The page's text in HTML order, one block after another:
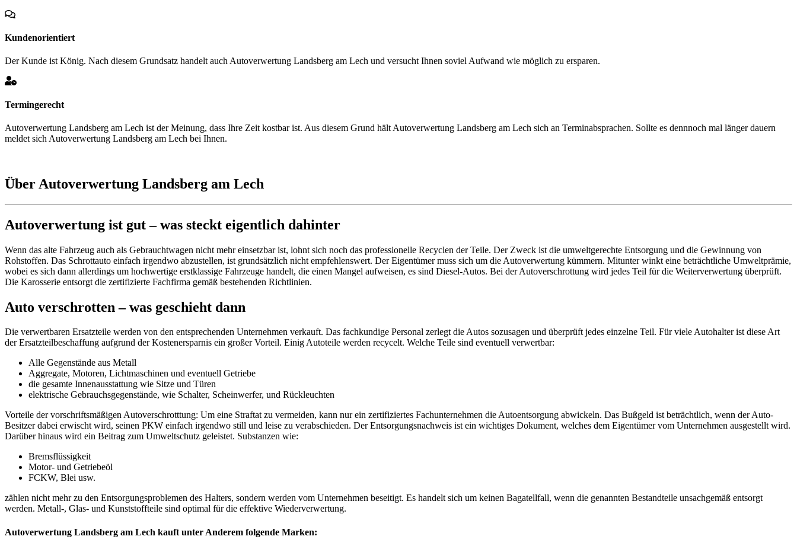
Kundenorientiert
Der Kunde ist König. Nach diesem Grundsatz handelt auch Autoverwertung Landsberg am Lech und versucht Ihnen soviel Aufwand wie möglich zu ersparen.
Termingerecht
Autoverwertung Landsberg am Lech ist der Meinung, dass Ihre Zeit kostbar ist. Aus diesem Grund hält Autoverwertung Landsberg am Lech sich an Terminabsprachen. Sollte es dennnoch mal länger dauern
meldet sich Autoverwertung Landsberg am Lech bei Ihnen.
Über Autoverwertung Landsberg am Lech
Autoverwertung ist gut – was steckt eigentlich dahinter
Wenn das alte Fahrzeug auch als Gebrauchtwagen nicht mehr einsetzbar ist, lohnt sich noch das professionelle Recyclen der Teile. Der Zweck ist die umweltgerechte Entsorgung und die Gewinnung von
Rohstoffen. Das Schrottauto einfach irgendwo abzustellen, ist grundsätzlich nicht empfehlenswert. Der Eigentümer muss sich um die Autoverwertung kümmern. Mitunter winkt eine beträchtliche Umweltprämie,
wobei es sich dann allerdings um hochwertige erstklassige Fahrzeuge handelt, die einen Mangel aufweisen, es sind Diesel-Autos. Bei der Autoverschrottung wird jedes Teil für die Weiterverwertung überprüft.
Die Karosserie entsorgt die zertifizierte Fachfirma gemäß bestehenden Richtlinien.
Auto verschrotten – was geschieht dann
Die verwertbaren Ersatzteile werden von den entsprechenden Unternehmen verkauft. Das fachkundige Personal zerlegt die Autos sozusagen und überprüft jedes einzelne Teil. Für viele Autohalter ist diese Art
der Ersatzteilbeschaffung aufgrund der Kostenersparnis ein großer Vorteil. Einig Autoteile werden recycelt. Welche Teile sind eventuell verwertbar:
Alle Gegenstände aus Metall
Aggregate, Motoren, Lichtmaschinen und eventuell Getriebe
die gesamte Innenausstattung wie Sitze und Türen
elektrische Gebrauchsgegenstände, wie Schalter, Scheinwerfer, und Rückleuchten
Vorteile der vorschriftsmäßigen Autoverschrotttung: Um eine Straftat zu vermeiden, kann nur ein zertifiziertes Fachunternehmen die Autoentsorgung abwickeln. Das Bußgeld ist beträchtlich, wenn der Auto-
Besitzer dabei erwischt wird, seinen PKW einfach irgendwo still und leise zu verabschieden. Der Entsorgungsnachweis ist ein wichtiges Dokument, welches dem Eigentümer vom Unternehmen ausgestellt wird.
Darüber hinaus wird ein Beitrag zum Umweltschutz geleistet. Substanzen wie:
Bremsflüssigkeit
Motor- und Getriebeöl
FCKW, Blei usw.
zählen nicht mehr zu den Entsorgungsproblemen des Halters, sondern werden vom Unternehmen beseitigt. Es handelt sich um keinen Bagatellfall, wenn die genannten Bestandteile unsachgemäß entsorgt
werden. Metall-, Glas- und Kunststoffteile sind optimal für die effektive Wiederverwertung.
Autoverwertung Landsberg am Lech kauft unter Anderem folgende Marken: